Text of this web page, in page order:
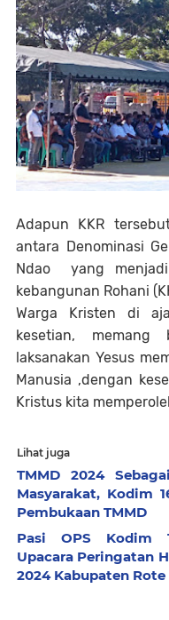
Adapun KKR
antara Denominasi
Ndao yang menjadi
kebangunan Rohani
Warga Kristen di
kesetian,
laksanakan Yesus
Manusia ,dengan
Kristus kita
Lihat juga
TMMD 2024
Masyarakat, Kodim
Pembukaan TMMD
Pasi OPS Kodim
Upacara Peringatan
2024 Kabupaten Rote